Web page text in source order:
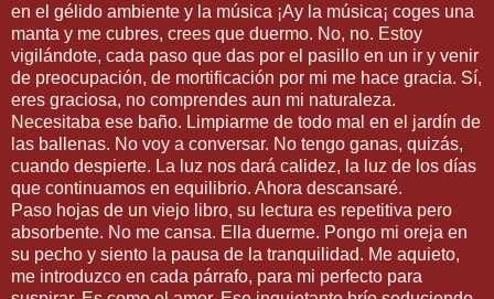
en el gélido ambiente y la música ¡Ay la música¡ coges una
manta y me cubres, crees que duermo. No, no. Estoy
vigilándote, cada paso que das por el pasillo en un ir y venir
de preocupación, de mortificación por mi me hace gracia. Sí,
eres graciosa, no comprendes aun mi naturaleza.
Necesitaba ese baño. Limpiarme de todo mal en el jardín de
las ballenas. No voy a conversar. No tengo ganas, quizás,
cuando despierte. La luz nos dará calidez, la luz de los días
que continuamos en equilibrio. Ahora descansaré.
Paso hojas de un viejo libro, su lectura es repetitiva pero
absorbente. No me cansa. Ella duerme. Pongo mi oreja en
su pecho y siento la pausa de la tranquilidad. Me aquieto,
me introduzco en cada párrafo, para mi perfecto para